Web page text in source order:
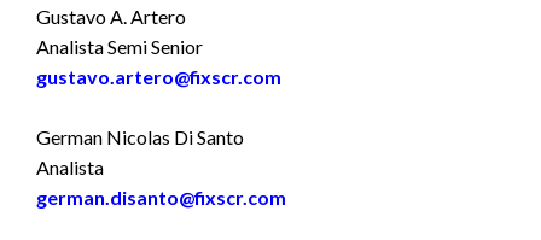
Gustavo A. Artero
Analista Semi Senior
gustavo.artero@fixscr.com
German Nicolas Di Santo
Analista
german.disanto@fixscr.com